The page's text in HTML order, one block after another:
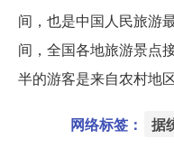
间，也是中国人民旅游
间，全国各地旅游景点
半的游客是来自农村地区
网络标签： 据